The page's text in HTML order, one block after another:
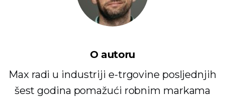
O autoru
Max radi u industriji e-trgovine posljednjih
šest godina pomažući robnim markama